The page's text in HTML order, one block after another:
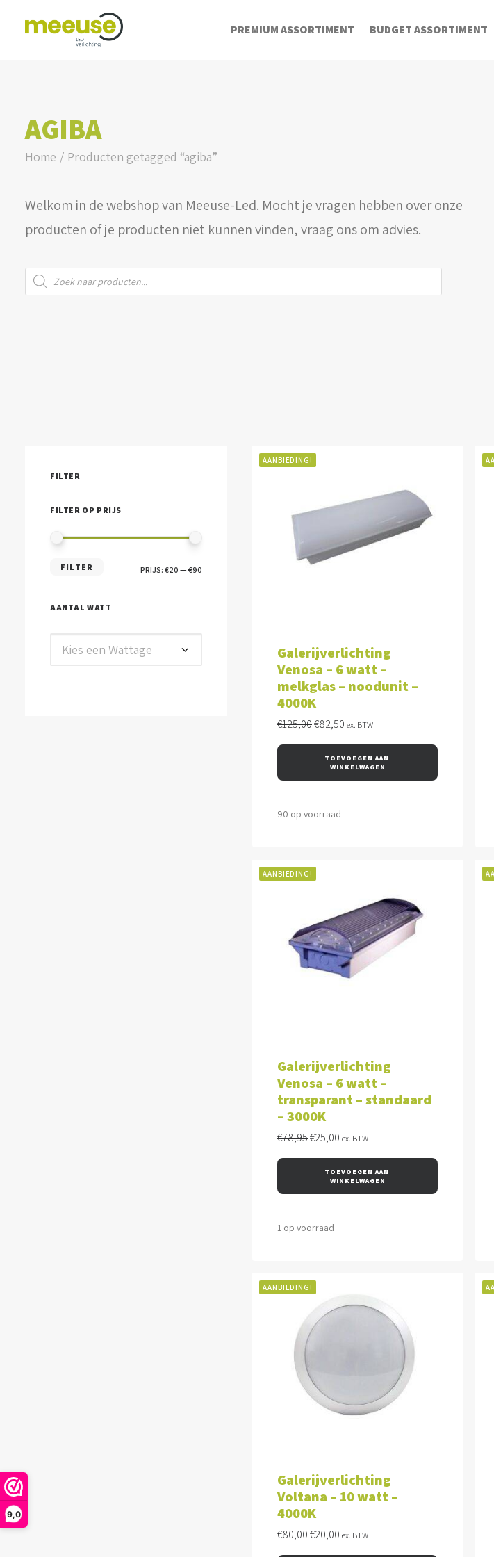
9,0
PREMIUM ASSORTIMENT BUDGET ASSORTIMENT
AGIBA
Home Producten getagged “agiba”
Welkom in de webshop van Meeuse-Led. Mocht je vragen hebben over onze
producten of je producten niet kunnen vinden, vraag ons om advies.
Producten
zoeken
FILTER
FILTER OP PRIJS
FILTER PRIJS: €20 — €90
AANTAL WATT
Kies een Wattage
AANBIEDING!
Galerijverlichting
Venosa – 6 watt –
melkglas – noodunit –
4000K
€125,00Oorspronkelijke
€125,00.
€82,50Huidige
€82,50.
ex. BTW
TOEVOEGEN AAN
WINKELWAGEN
90 op voorraad
AANBIEDING!
Galerijverlichting
Venosa – 6 watt –
transparant – standaard
– 3000K
€78,95Oorspronkelijke
€78,95.
€25,00Huidige
€25,00.
ex. BTW
TOEVOEGEN AAN
WINKELWAGEN
1 op voorraad
AANBIEDING!
Galerijverlichting
Voltana – 10 watt –
4000K
€80,00Oorspronkelijke
€20,00Huidige
ex. BTW